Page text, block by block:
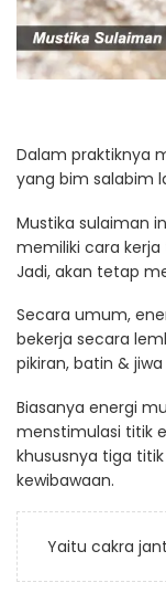
Dalam praktiknya
yang bim salabim
Mustika sulaiman
memiliki cara
Jadi, akan tetap
Secara umum,
bekerja secara
pikiran, batin & jiwa
Biasanya energi
menstimulasi titik
khususnya tiga
kewibawaan.
Yaitu cakra